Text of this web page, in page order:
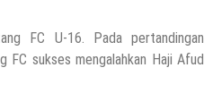
FC U-16. Pada pertandingan
FC sukses mengalahkan Haji Afud